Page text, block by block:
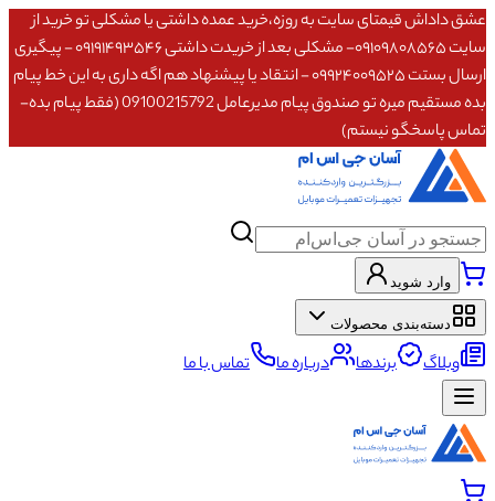
عشق داداش قیمتای سایت به روزه،خرید عمده داشتی یا مشکلی تو خرید از
سایت ۰۹۱۰۹۸۰۸۵۶۵- مشکلی بعد از خریدت داشتی ۰۹۱۹۱۴۹۳۵۴۶ - پیگیری
ارسال بستت ۰۹۹۲۴۰۰۹۵۲۵ - انتقاد یا پیشنهاد هم اگه داری به این خط پیام
بده مستقیم میره تو صندوق پیام مدیرعامل 09100215792 (فقط پیام بده-
تماس پاسخگو نیستم)
وارد شوید
دسته‌بندی محصولات
وبلاگ برندها درباره ما تماس با ما